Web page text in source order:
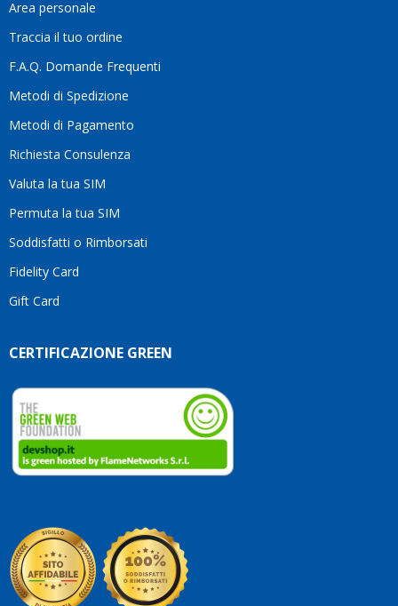
Area personale
Traccia il tuo ordine
F.A.Q. Domande Frequenti
Metodi di Spedizione
Metodi di Pagamento
Richiesta Consulenza
Valuta la tua SIM
Permuta la tua SIM
Soddisfatti o Rimborsati
Fidelity Card
Gift Card
CERTIFICAZIONE GREEN